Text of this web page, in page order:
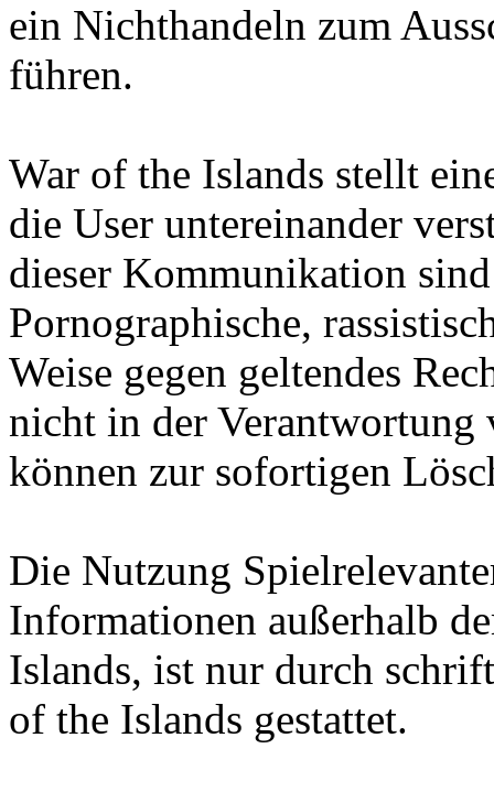
ein Nichthandeln zum
führen.
War of the Islands stellt
die User untereinander
dieser Kommunikation
Pornographische,
Weise gegen geltendes
nicht in der Verantwortung
können zur sofortigen
Die Nutzung
Informationen außerhalb
Islands, ist nur durch
of the Islands gestattet.